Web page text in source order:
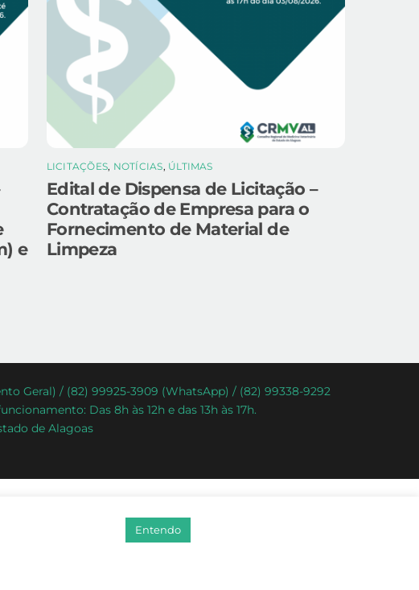
e
LICITAÇÕES, NOTÍCIAS, ÚLTIMAS
Edital de Dispensa de Licitação –
Contratação de Empresa para o
Fornecimento de Material de
Limpeza
Geral) / (82) 99925-3909 (WhatsApp) / (82) 99338-9292
Das 8h às 12h e das 13h às 17h.
de Alagoas
Entendo